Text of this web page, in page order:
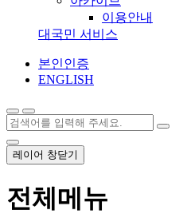
이용안내
대국민 서비스
본인인증
ENGLISH
레이어 창닫기
전체메뉴